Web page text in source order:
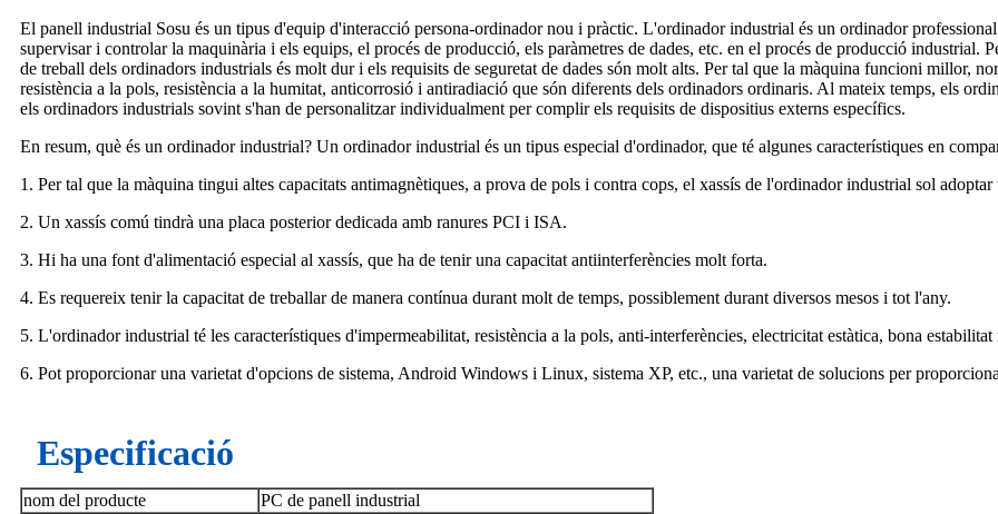
El panell industrial Sosu és un tipus d'equip d'interacció persona-ordinador nou i pràctic. L'ordinador industrial és un ordinador
supervisar i controlar la maquinària i els equips, el procés de producció, els paràmetres de dades, etc. en el procés de producció industrial.
de treball dels ordinadors industrials és molt dur i els requisits de seguretat de dades són molt alts. Per tal que la màquina funcioni millor,
resistència a la pols, resistència a la humitat, anticorrosió i antiradiació que són diferents dels ordinadors ordinaris. Al mateix temps, els
els ordinadors industrials sovint s'han de personalitzar individualment per complir els requisits de dispositius externs específics.
En resum, què és un ordinador industrial? Un ordinador industrial és un tipus especial d'ordinador, que té algunes característiques en
1. Per tal que la màquina tingui altes capacitats antimagnètiques, a prova de pols i contra cops, el xassís de l'ordinador industrial sol adoptar
2. Un xassís comú tindrà una placa posterior dedicada amb ranures PCI i ISA.
3. Hi ha una font d'alimentació especial al xassís, que ha de tenir una capacitat antiinterferències molt forta.
4. Es requereix tenir la capacitat de treballar de manera contínua durant molt de temps, possiblement durant diversos mesos i tot l'any.
5. L'ordinador industrial té les característiques d'impermeabilitat, resistència a la pols, anti-interferències, electricitat estàtica, bona
6. Pot proporcionar una varietat d'opcions de sistema, Android Windows i Linux, sistema XP, etc., una varietat de solucions per
Especificació
nom del producte PC de panell industrial